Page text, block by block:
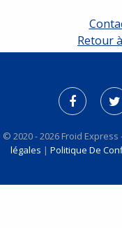
Retour
© 2020 - 2026 Froid
légales | Politique De